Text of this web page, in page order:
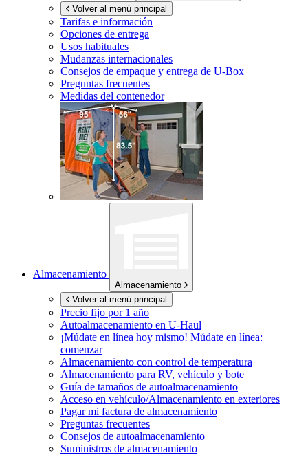
Volver al menú principal
Tarifas e información
Opciones de entrega
Usos habituales
Mudanzas internacionales
Consejos de empaque y entrega de U-Box
Preguntas frecuentes
Medidas del contenedor
Almacenamiento
Almacenamiento
Volver al menú principal
Precio fijo por 1 año
Autoalmacenamiento en U-Haul
¡Múdate en línea hoy mismo! Múdate en línea:
comenzar
Almacenamiento con control de temperatura
Almacenamiento para RV, vehículo y bote
Guía de tamaños de autoalmacenamiento
Acceso en vehículo/Almacenamiento en exteriores
Pagar mi factura de almacenamiento
Preguntas frecuentes
Consejos de autoalmacenamiento
Suministros de almacenamiento